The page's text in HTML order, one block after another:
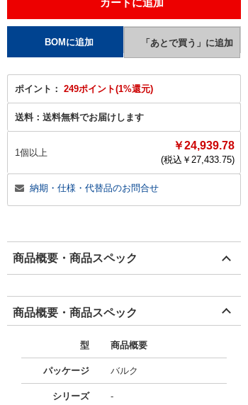
ポイント： 249ポイント(1%還元)
送料： 送料無料でお届けします
1個以上
￥24,939.78
(税込￥ 27,433.75)
納期・仕様・代替品のお問合せ
商品概要・商品スペック
商品概要・商品スペック
型 商品概要
パッケージ バルク
シリーズ -